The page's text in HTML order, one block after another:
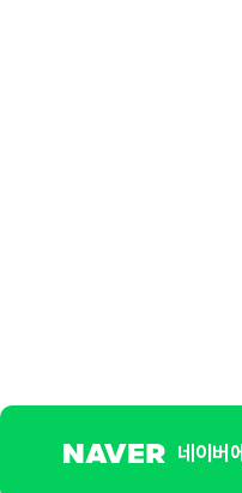
네이버